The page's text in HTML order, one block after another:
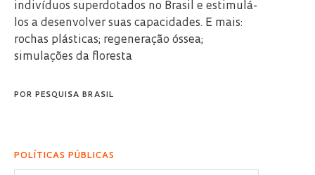
indivíduos superdotados no Brasil e estimulá-
los a desenvolver suas capacidades. E mais:
rochas plásticas; regeneração óssea;
simulações da floresta
POR PESQUISA BRASIL
POLÍTICAS PÚBLICAS